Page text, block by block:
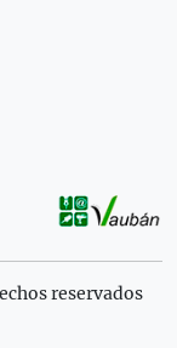
reservados